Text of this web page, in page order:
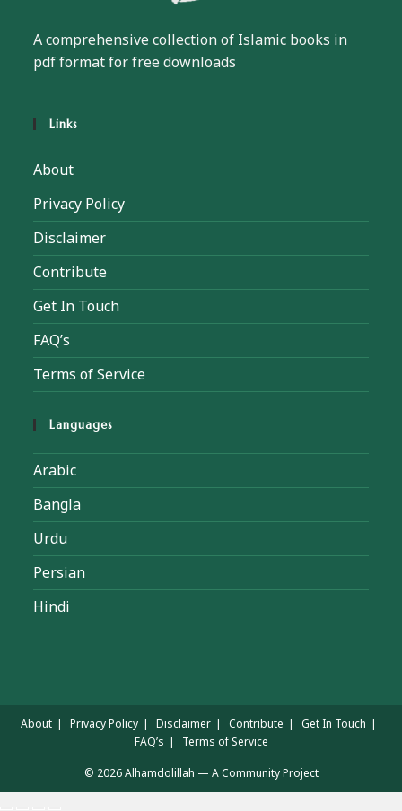
A comprehensive collection of Islamic books in
pdf format for free downloads
Links
About
Privacy Policy
Disclaimer
Contribute
Get In Touch
FAQ’s
Terms of Service
Languages
Arabic
Bangla
Urdu
Persian
Hindi
About Privacy Policy Disclaimer Contribute
Get In Touch
FAQ’s
Terms of Service
© 2026 Alhamdolillah — A Community Project